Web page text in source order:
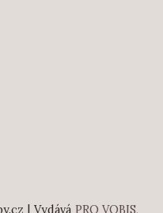
| Vydává PRO VOBIS,